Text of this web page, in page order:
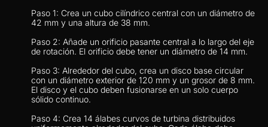
Paso 1: Crea un cubo cilíndrico central con un diámetro de
42 mm y una altura de 38 mm.
Paso 2: Añade un orificio pasante central a lo largo del eje
de rotación. El orificio debe tener un diámetro de 14 mm.
Paso 3: Alrededor del cubo, crea un disco base circular
con un diámetro exterior de 120 mm y un grosor de 8 mm.
El disco y el cubo deben fusionarse en un solo cuerpo
sólido continuo.
Paso 4: Crea 14 álabes curvos de turbina distribuidos